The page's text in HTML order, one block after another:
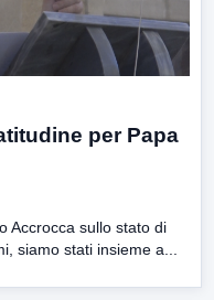
per Papa
Accrocca sullo stato di
siamo stati insieme a...